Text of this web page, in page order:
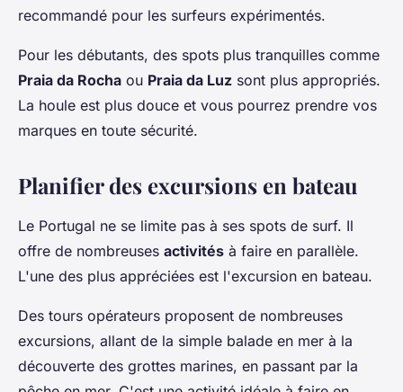
recommandé pour les surfeurs expérimentés.
Pour les débutants, des spots plus tranquilles comme
Praia da Rocha ou Praia da Luz sont plus appropriés.
La houle est plus douce et vous pourrez prendre vos
marques en toute sécurité.
Planifier des excursions en bateau
Le Portugal ne se limite pas à ses spots de surf. Il
offre de nombreuses activités à faire en parallèle.
L'une des plus appréciées est l'excursion en bateau.
Des tours opérateurs proposent de nombreuses
excursions, allant de la simple balade en mer à la
découverte des grottes marines, en passant par la